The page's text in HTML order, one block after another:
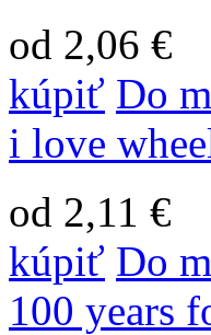
od 2,06 €
kúpiť Do
i love
od 2,11 €
kúpiť Do
100 years